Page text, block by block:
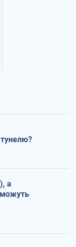
тунелю?
а
можуть